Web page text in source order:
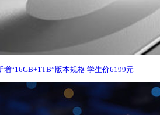
“16GB+1TB”版本规格 学生价6199元